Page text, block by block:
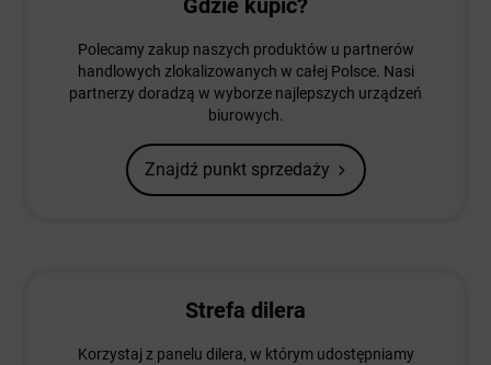
Gdzie kupić?
Polecamy zakup naszych produktów u partnerów
handlowych zlokalizowanych w całej Polsce. Nasi
partnerzy doradzą w wyborze najlepszych urządzeń
biurowych.
Znajdź punkt sprzedaży
Strefa dilera
Korzystaj z panelu dilera, w którym udostępniamy